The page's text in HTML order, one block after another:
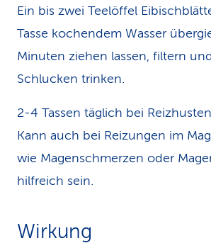
Ein bis zwei Teelöffel
Tasse kochendem Wasser
Minuten ziehen lassen, filtern
Schlucken trinken.
2-4 Tassen täglich bei
Kann auch bei Reizungen im
wie Magenschmerzen oder
hilfreich sein.
Wirkung